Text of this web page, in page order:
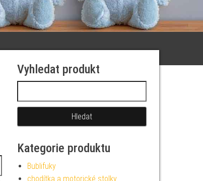
Vyhledat produkt
Kategorie produktu
Bublifuky
chodítka a motorické stolky